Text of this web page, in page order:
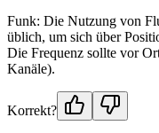
Funk: Die Nutzung von
üblich, um sich über
Die Frequenz sollte vor
Kanäle).
Korrekt?